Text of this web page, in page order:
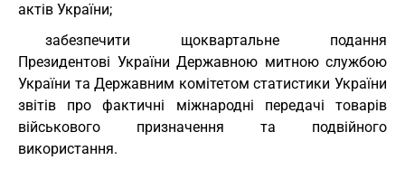
актів України;
забезпечити щоквартальне подання
Президентові України Державною митною службою
України та Державним комітетом статистики України
звітів про фактичні міжнародні передачі товарів
військового призначення та подвійного
використання.